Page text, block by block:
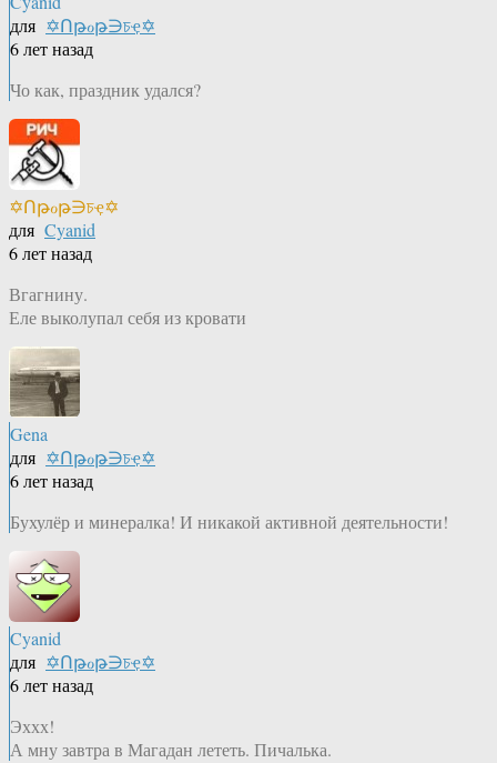
для ✡Ոթℴթ∋চҿ✡
6 лет назад
Чо как, праздник удался?
✡Ոթℴթ∋চҿ✡
для Cyanid
6 лет назад
Вгагнину.
Еле выколупал себя из кровати
Gena
для ✡Ոթℴթ∋চҿ✡
6 лет назад
Бухулёр и минералка! И никакой активной деятельности!
Cyanid
для ✡Ոթℴթ∋চҿ✡
6 лет назад
Эххх!
А мну завтра в Магадан лететь. Пичалька.